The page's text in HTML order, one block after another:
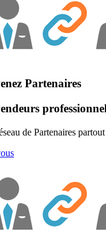
Partenaires
de Partenaires